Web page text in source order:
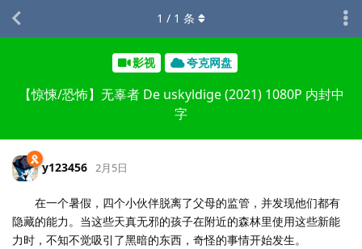
影视 夸克网盘
【惊悚/恐怖】无辜者 De uskyldige (2021) 1080P 内封中
字
1 / 1 条
y123456 2月5日
在一个暑假，四个小伙伴脱离了父母的监管，并发现他们都有
隐藏的能力。当这些天真无邪的孩子在附近的森林里使用这些新能
力时，不知不觉吸引了黑暗的东西，奇怪的事情开始发生。